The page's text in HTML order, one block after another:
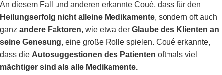
An diesem Fall und anderen erkannte Coué, dass für den
Heilungserfolg nicht alleine Medikamente, sondern oft auch
ganz andere Faktoren, wie etwa der Glaube des Klienten an
seine Genesung, eine große Rolle spielen. Coué erkannte,
dass die Autosuggestionen des Patienten oftmals viel
mächtiger sind als alle Medikamente.